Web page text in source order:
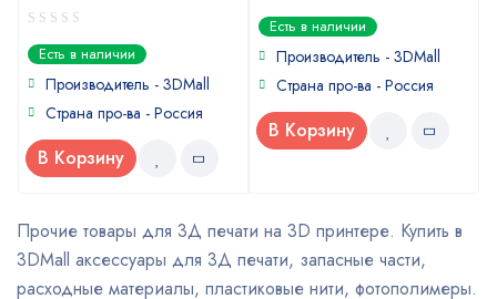
0
out
of
Есть в наличии
Производитель - 3DMall
Страна про-ва - Россия
В Корзину
0
out
of
Есть в наличии
Производитель - 3DMall
Страна про-ва - Россия
В Корзину
Прочие товары для 3Д печати на 3D принтере. Купить в
3DMall аксессуары для 3Д печати, запасные части,
расходные материалы, пластиковые нити, фотополимеры.